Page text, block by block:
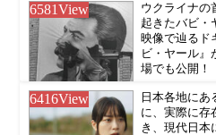
6581View
ウクライナの
起きたバビ・
映像で辿るド
ビ・ヤール』
場でも公開！
6416View
日本各地にあ
に、実際に存
き、現代日本